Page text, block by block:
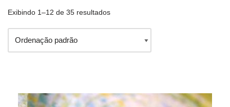
Exibindo 1–12 de 35 resultados